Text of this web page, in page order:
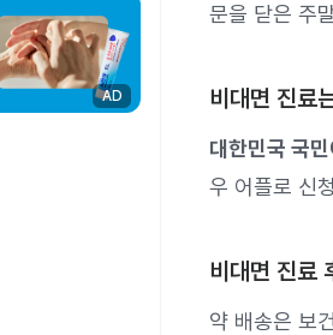
AD
문을 닫은 주
비대면 진료
대한민국 국
우 어플로 신
비대면 진료
약 배송은 보